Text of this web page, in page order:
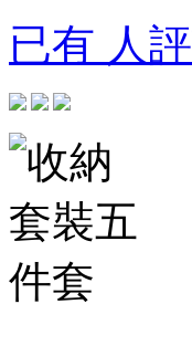
已有 人